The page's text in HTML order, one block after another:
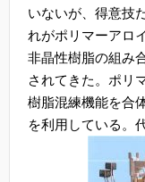
いないが、得意技
れがポリマーアロ
非晶性樹脂の組み
されてきた。ポリ
樹脂混練機能を合
を利用している。